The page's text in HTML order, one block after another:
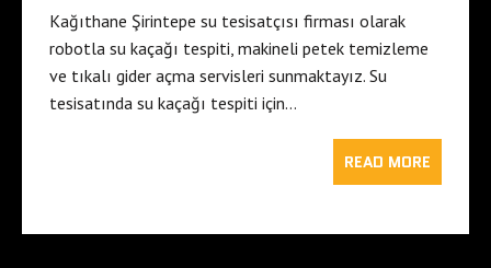
Kağıthane Şirintepe su tesisatçısı firması olarak
robotla su kaçağı tespiti, makineli petek temizleme
ve tıkalı gider açma servisleri sunmaktayız. Su
tesisatında su kaçağı tespiti için…
READ MORE